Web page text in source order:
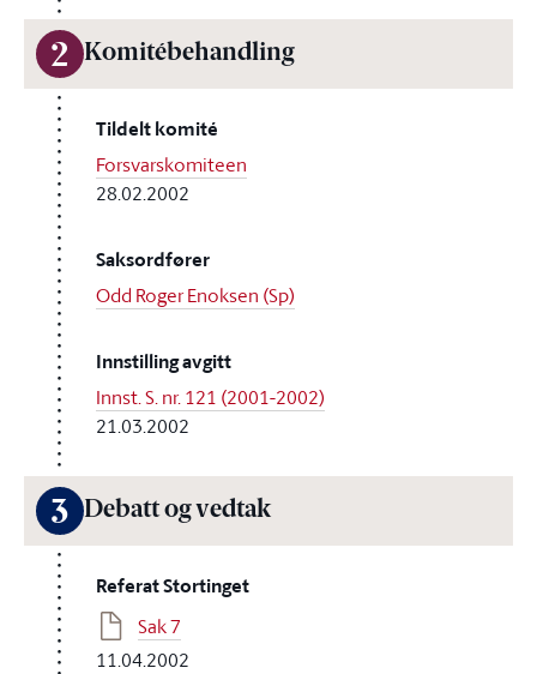
2 Komitébehandling
Tildelt komité
Forsvarskomiteen
28.02.2002
Saksordfører
Odd Roger Enoksen (Sp)
Innstilling avgitt
Innst. S. nr. 121 (2001-2002)
21.03.2002
3 Debatt og vedtak
Referat Stortinget
Sak 7
11.04.2002